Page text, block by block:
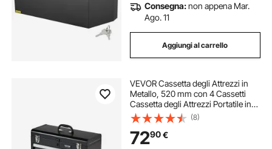
Consegna:non appena Mar.
Ago. 11
Aggiungi al carrello
VEVOR Cassetta degli Attrezzi in
Metallo, 520 mm con 4 Cassetti
Cassetta degli Attrezzi Portatile in
Metallo, Cassetta degli Attrezzi con
Rivestimenti Piedini, Acciaio con
Cuscinetti a Sfera, Nero
(8)
7290€